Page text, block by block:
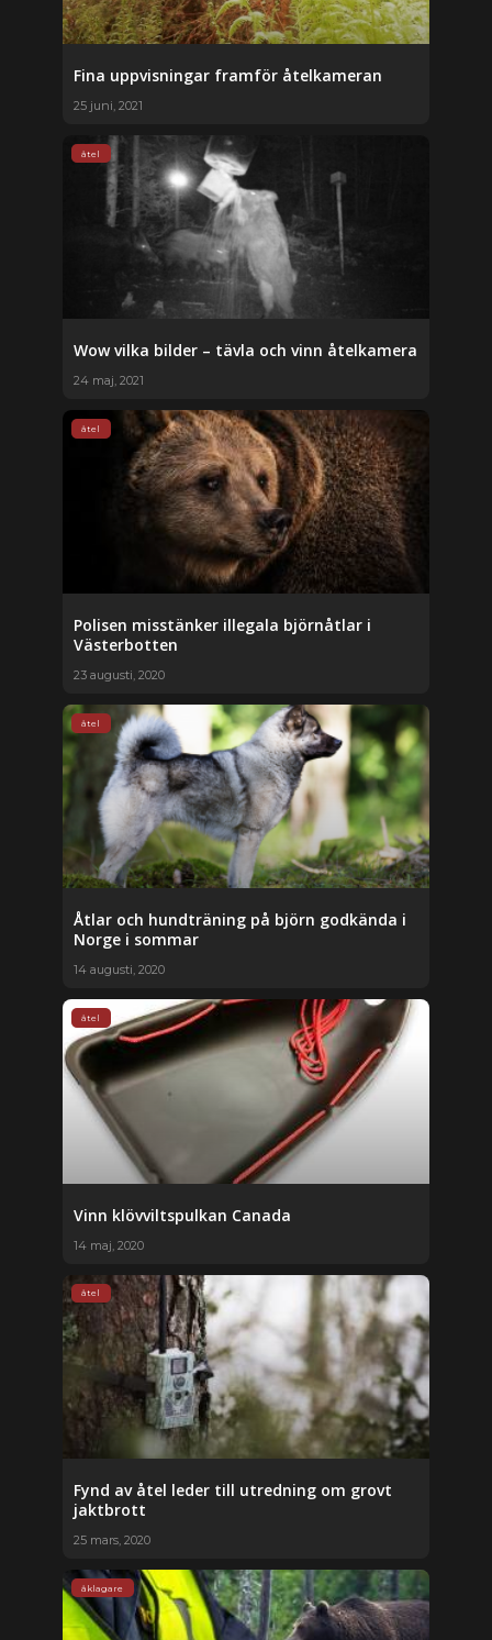
Fina uppvisningar framför åtelkameran
25 juni, 2021
åtel
Wow vilka bilder – tävla och vinn åtelkamera
24 maj, 2021
åtel
Polisen misstänker illegala björnåtlar i
Västerbotten
23 augusti, 2020
åtel
Åtlar och hundträning på björn godkända i
Norge i sommar
14 augusti, 2020
åtel
Vinn klövviltspulkan Canada
14 maj, 2020
åtel
Fynd av åtel leder till utredning om grovt
jaktbrott
25 mars, 2020
åklagare